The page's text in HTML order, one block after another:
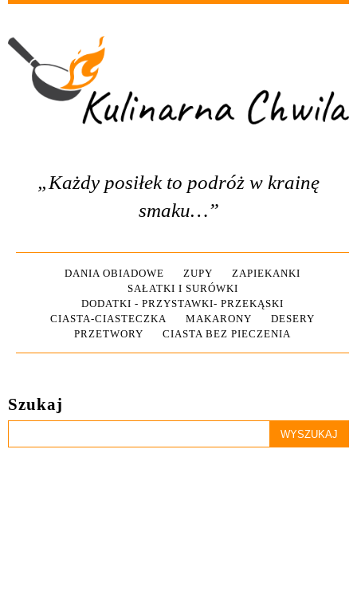
„Każdy posiłek to podróż w krainę
smaku…”
DANIA OBIADOWE ZUPY
ZAPIEKANKI
SAŁATKI I SURÓWKI
DODATKI - PRZYSTAWKI- PRZEKĄSKI
CIASTA-CIASTECZKA
MAKARONY
DESERY
PRZETWORY
CIASTA BEZ PIECZENIA
Szukaj